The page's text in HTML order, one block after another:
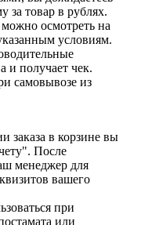
за товар в рублях.
осмотреть на
условиям.
и получает чек.
самовывозе из
заказа в корзине вы
После
менеджер для
вашего
при
или